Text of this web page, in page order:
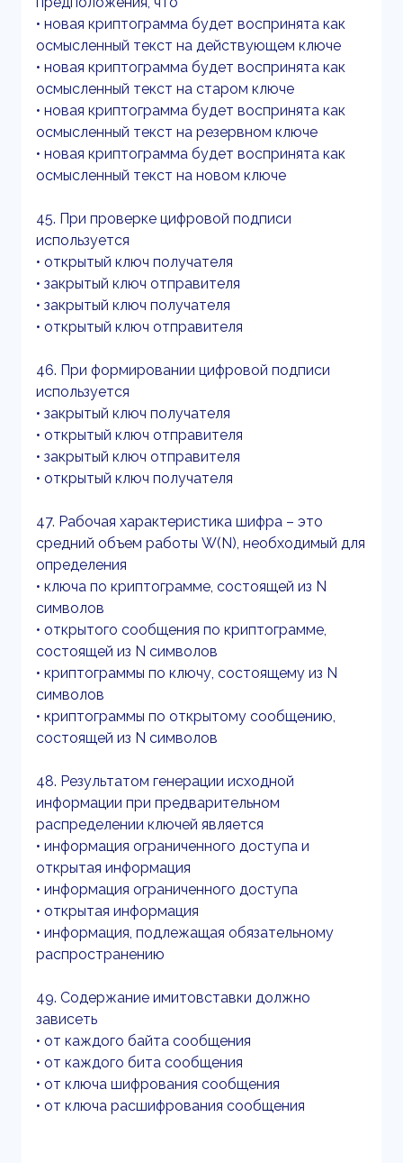
• новая криптограмма будет воспринята как
осмысленный текст на действующем ключе
• новая криптограмма будет воспринята как
осмысленный текст на старом ключе
• новая криптограмма будет воспринята как
осмысленный текст на резервном ключе
• новая криптограмма будет воспринята как
осмысленный текст на новом ключе
45. При проверке цифровой подписи
используется
• открытый ключ получателя
• закрытый ключ отправителя
• закрытый ключ получателя
• открытый ключ отправителя
46. При формировании цифровой подписи
используется
• закрытый ключ получателя
• открытый ключ отправителя
• закрытый ключ отправителя
• открытый ключ получателя
47. Рабочая характеристика шифра – это
средний объем работы W(N), необходимый для
определения
• ключа по криптограмме, состоящей из N
символов
• открытого сообщения по криптограмме,
состоящей из N символов
• криптограммы по ключу, состоящему из N
символов
• криптограммы по открытому сообщению,
состоящей из N символов
48. Результатом генерации исходной
информации при предварительном
распределении ключей является
• информация ограниченного доступа и
открытая информация
• информация ограниченного доступа
• открытая информация
• информация, подлежащая обязательному
распространению
49. Содержание имитовставки должно
зависеть
• от каждого байта сообщения
• от каждого бита сообщения
• от ключа шифрования сообщения
• от ключа расшифрования сообщения